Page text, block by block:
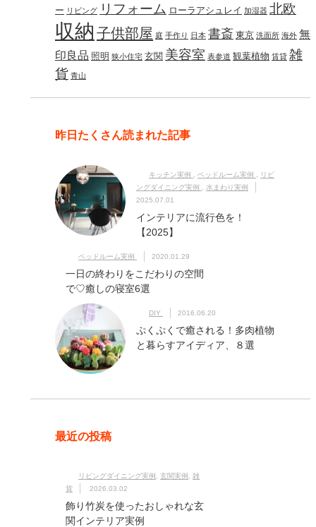
ー リビング リフォーム ローラアシュレイ 加湿器 北欧
収納 子供部屋 庭 手作り 日本 書斎 東京 洗面所 海外 無
印良品 照明 狭小住宅 玄関 美容室 表参道 観葉植物 賃貸 雑
貨 青山
昨日たくさん読まれた記事
キッチン実例 ベッドルーム実例
リビ
ングダイニング実例
水まわり実例
2025.07.01
インテリアに流行色を！
【2025】
ベッドルーム実例 2020.01.29
一日の終わりをこだわりの空間
で♡癒しの寝室6選
DIY 2016.06.20
ぷくぷくで癒される！多肉植物
と暮らすアイディア、８選
最近の投稿
リビングダイニング実例 玄関実例
雑
貨
2026.03.02
飾り竹炭を使ったおしゃれな玄
関インテリア実例